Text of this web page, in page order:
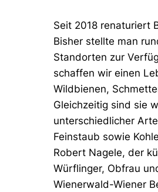
Seit 2018 renaturiert
Bisher stellte man
Standorten zur
schaffen wir einen
Wildbienen,
Gleichzeitig sind sie
unterschiedlicher
Feinstaub sowie
Robert Nagele, der
Würflinger, Obfrau
Wienerwald-Wiener